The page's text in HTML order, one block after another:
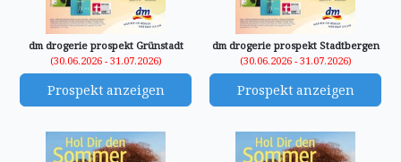
dm drogerie prospekt Grünstadt
(30.06.2026 - 31.07.2026)
Prospekt anzeigen
dm drogerie prospekt Stadtbergen
(30.06.2026 - 31.07.2026)
Prospekt anzeigen